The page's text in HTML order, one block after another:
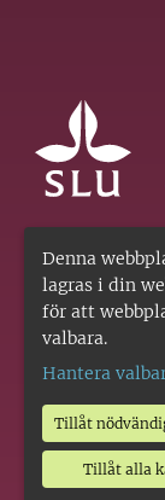
Denna
lagras i din
för att
valbara.
Hantera
Tillåt
Tillåt alla